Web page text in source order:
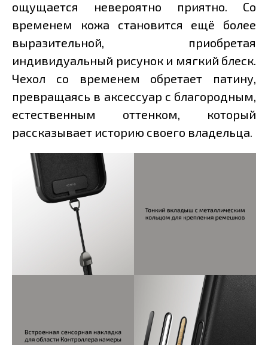
ощущается невероятно приятно. Со
временем кожа становится ещё более
выразительной, приобретая
индивидуальный рисунок и мягкий блеск.
Чехол со временем обретает патину,
превращаясь в аксессуар с благородным,
естественным оттенком, который
рассказывает историю своего владельца.